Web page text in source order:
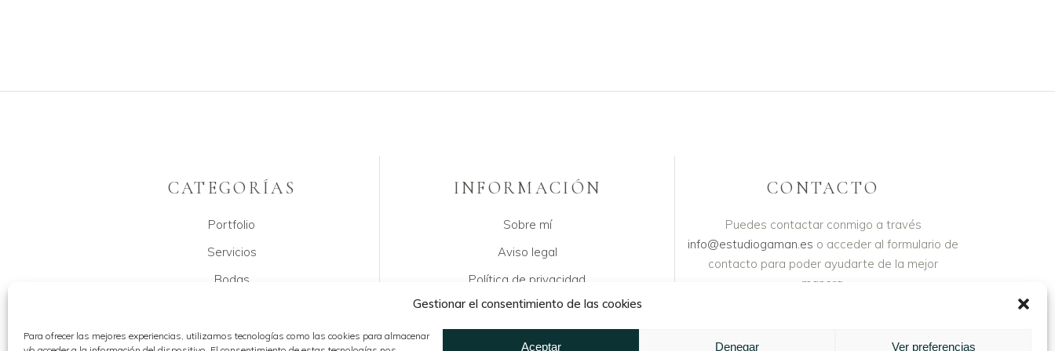
Gestionar el consentimiento de las cookies
Para ofrecer las mejores experiencias, utilizamos tecnologías como las cookies para almacenar
Aceptar Denegar Ver preferencias
CATEGORÍAS
Portfolio
Servicios
Bodas
Handmade
INFORMACIÓN
Sobre mí
Aviso legal
Política de privacidad
Declaración de cookies
Condiciones de venta
CONTACTO
Puedes contactar conmigo a través
info@estudiogaman.es o acceder al formulario de
contacto para poder ayudarte de la mejor
manera.